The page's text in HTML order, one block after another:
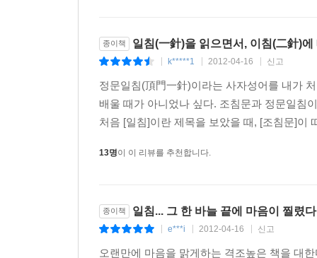
매독환주買瀆環珠
곡돌사신曲突徙薪
-굴뚝을 굽히고 땔감을 옮겨라
발총유자發塚儒者
-두 마음이 하나 되면 무쇠조차 끊는다
양묘회신良苗懷新
-가라지를 솎아내고 좋은 싹을 북돋우자
종이책 일침(一針)을 읽으면서, 이침(二針)
k*****1 2012-04-16 신고
정문일침(頂門一針)이라는 사자성어를 내가
배울 때가 아니었나 싶다. 조침문과 정문일침
처음 [일침]이란 제목을 보았을 때, [조침문]이
13명이 이 리뷰를 추천합니다.
종이책 일침... 그 한 바늘 끝에 마음이 찔렸
e***i 2012-04-16 신고
오랜만에 마음을 맑게하는 격조높은 책을 대